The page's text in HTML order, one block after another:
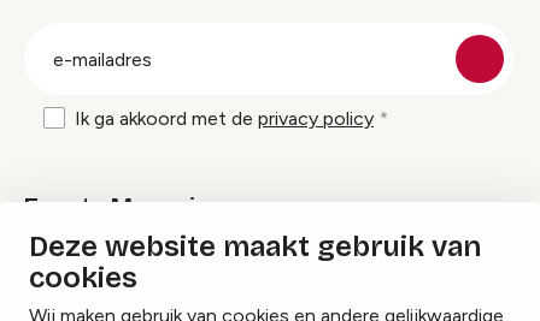
Deze website maakt gebruik van
cookies
Wij maken gebruik van cookies en andere gelijkwaardige
Ik ga akkoord met de privacy policy
Events Magazine
Ik ontvang graag Events Magazine